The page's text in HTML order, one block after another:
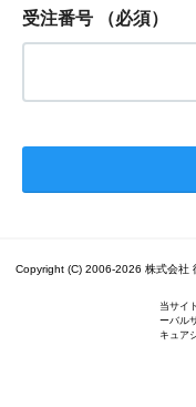
受注番号 （必須）
Copyright (C) 2006-2026 株式会社
当サイ
ーバル
キュア